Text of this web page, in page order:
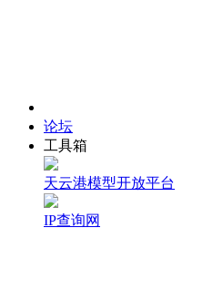
论坛
工具箱
天云港模型开放平台
IP查询网